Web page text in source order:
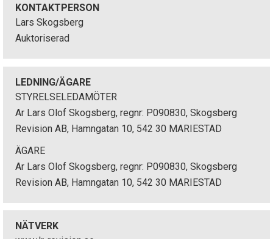
n
e
KONTAKTPERSON
Lars Skogsberg
Auktoriserad
LEDNING/ÄGARE
STYRELSELEDAMÖTER
Ar Lars Olof Skogsberg, regnr: P090830, Skogsberg
Revision AB, Hamngatan 10, 542 30 MARIESTAD
ÄGARE
Ar Lars Olof Skogsberg, regnr: P090830, Skogsberg
Revision AB, Hamngatan 10, 542 30 MARIESTAD
NÄTVERK